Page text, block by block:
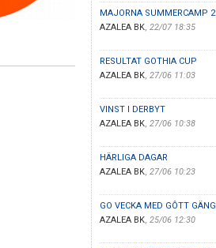
MAJORNA SUMMERCAMP 2
AZALEA BK, 22/07 18:35
RESULTAT GOTHIA CUP
AZALEA BK, 27/06 11:03
VINST I DERBYT
AZALEA BK, 27/06 10:38
HÄRLIGA DAGAR
AZALEA BK, 27/06 10:23
GO VECKA MED GÔTT GÄNG
AZALEA BK, 25/06 12:30